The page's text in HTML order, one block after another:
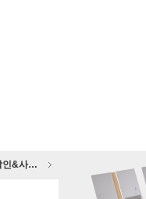
노르잇 신제품 출시 기념 할인&사은품 증정!